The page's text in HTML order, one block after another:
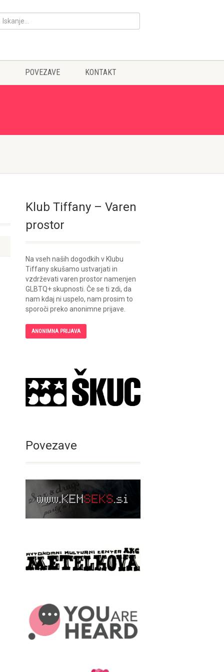
POVEZAVE KONTAKT
Klub Tiffany – Varen
prostor
Na vseh naših dogodkih v Klubu
Tiffany skušamo ustvarjati in
vzdrževati varen prostor namenjen
GLBTQ+ skupnosti. Če se ti zdi, da
nam kdaj ni uspelo, nam prosim to
sporoči preko anonimne prijave.
ANONIMNA PRIJAVA
Povezave